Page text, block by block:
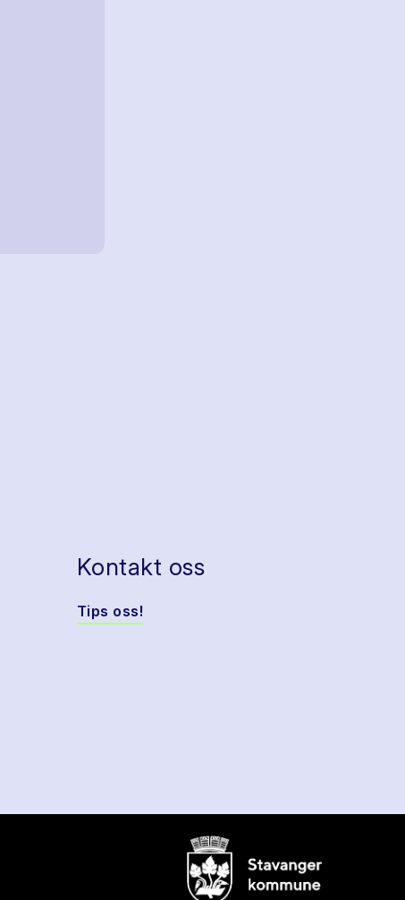
Kontakt oss
Tips oss!